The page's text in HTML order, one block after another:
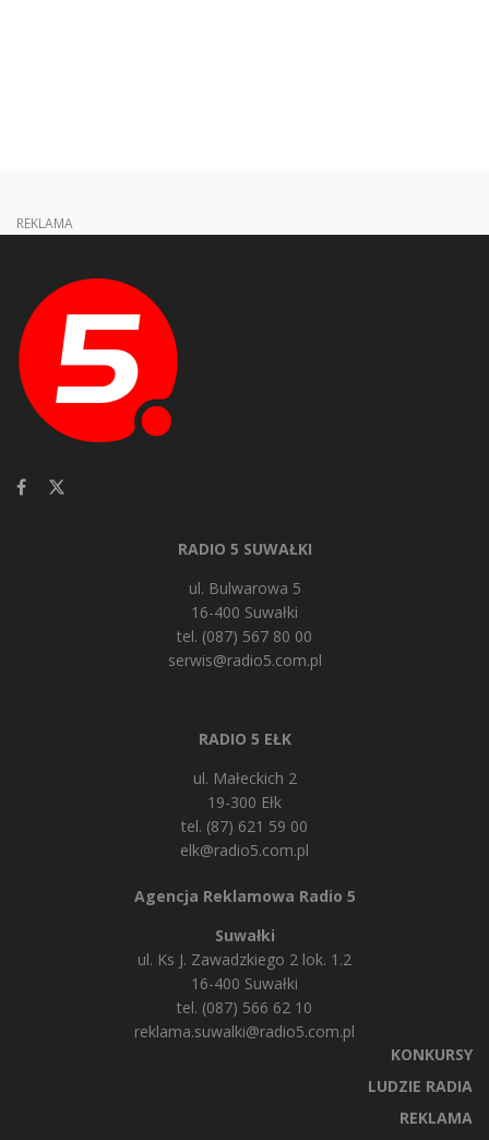
REKLAMA
RADIO 5 SUWAŁKI
ul. Bulwarowa 5
16-400 Suwałki
tel. (087) 567 80 00
serwis@radio5.com.pl
RADIO 5 EŁK
ul. Małeckich 2
19-300 Ełk
tel. (87) 621 59 00
elk@radio5.com.pl
Agencja Reklamowa Radio 5
Suwałki
ul. Ks J. Zawadzkiego 2 lok. 1.2
16-400 Suwałki
tel. (087) 566 62 10
reklama.suwalki@radio5.com.pl
KONKURSY
LUDZIE RADIA
REKLAMA